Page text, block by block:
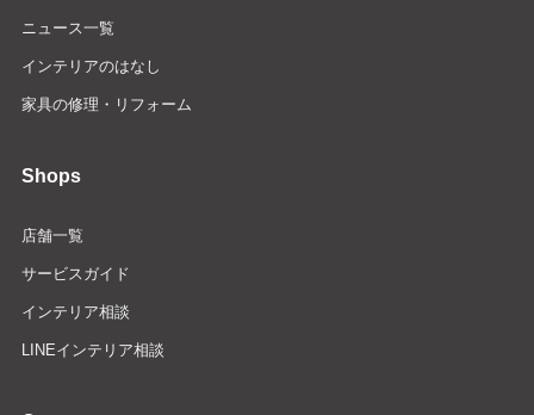
ニュース一覧
インテリアのはなし
家具の修理・リフォーム
Shops
店舗一覧
サービスガイド
インテリア相談
LINEインテリア相談